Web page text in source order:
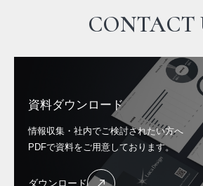
CONTACT
資料ダウンロード
情報収集・社内でご検討されたい方へ
PDFで資料をご用意しております。
ダウンロード